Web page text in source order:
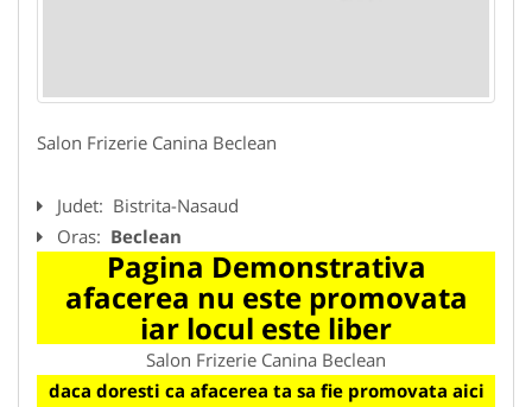
Salon Frizerie Canina Beclean
Judet: Bistrita-Nasaud
Oras: Beclean
Pagina Demonstrativa
afacerea nu este promovata
iar locul este liber
Salon Frizerie Canina Beclean
daca doresti ca afacerea ta sa fie promovata aici